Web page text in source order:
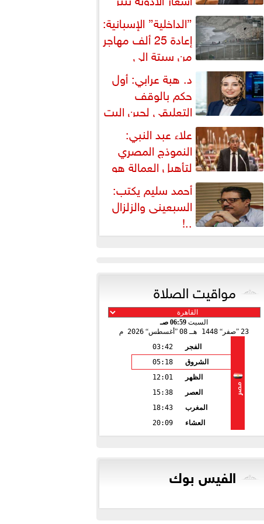
إشكالية دستورية ويهدد حق
المواطن...
”الداخلية” الإسبانية:
إعادة 25 ألف مهاجر
من سبتة إلى
المغرب... وارتفاع حصيلة...
د. هبة عرابي: أول
حكم بالوقف
التعليقي لحين البت
في الطعن على... علاء عبد النبي:
النموذج المصري
لتأهيل العمالة هو
البديل العملي والأمثل لأزمات...
أحمد سليم يكتب:
السبعينى والزلزال
..!
مواقيت الصلاة
السبت 06:59 صـ
23 صفر 1448 هـ 08 أغسطس 2026 م
مصر
الفجر
03:42
الشروق
05:18
الظهر
12:01
العصر
15:38
المغرب
18:43
العشاء
20:09
الفيس بوك